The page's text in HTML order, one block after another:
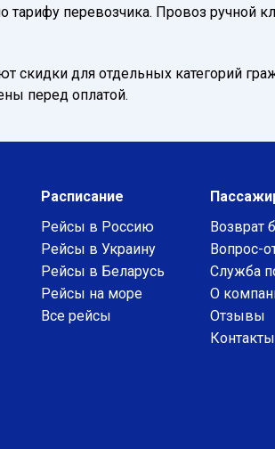
тарифу перевозчика. Провоз ручной
скидки для отдельных категорий
перед оплатой.
Расписание
Рейсы в Россию
Рейсы в Украину
Рейсы в Беларусь
Рейсы на море
Все рейсы
Возврат
Вопрос-
Служба
О
Отзывы
Контакты